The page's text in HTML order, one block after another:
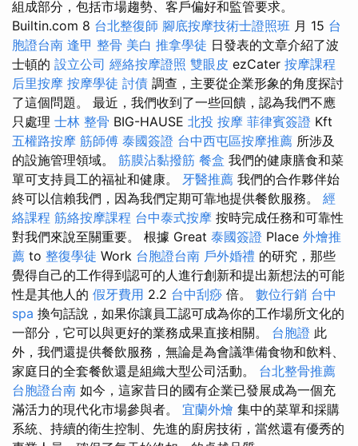
組成部分，包括市場趨勢、客戶偏好和監管要求。
Builtin.com 8 台北整復師 腳底按摩技術士證照班 月 15 台
胞證台南 逢甲 整骨 美白 推拿學徒 日發表的文章介紹了波
士頓的 設立公司 經絡按摩證照 雙眼皮 ezCater 按摩課程
后里按摩 按摩學徒 討債 調查，主要從企業形象的角度探討
了這個問題。 最近，我們收到了一些回饋，認為我們不應
只處理 士林 整骨 BIG-HAUSE 北投 按摩 菲律賓簽證 Kft
五權路按摩 筋師傅 泰國簽證 台中西屯區按摩推薦 所涉及
的設施管理領域。 筋膜沾黏撥筋 餐盒 我們的健康膳食和菜
單可支持員工的福祉和健康。 牙醫推薦 我們的合作夥伴始
終可以信賴我們，因為我們定期可靠地提供餐飲服務。 經
絡課程 筋絡按摩課程 台中泰式按摩 按時完成任務和可靠性
對我們來說至關重要。 根據 Great 泰國簽證 Place 外燴推
薦 to 整復學徒 Work 台胞證台南 戶外婚禮 的研究，那些
覺得自己的工作得到認可的人進行創新和提出新想法的可能
性是其他人的 假牙費用 2.2 台中刮痧 倍。 數位行銷 台中
spa 換句話說，如果你讓員工認可成為你的工作場所文化的
一部分，它可以與更好的業務成果直接相關。 台胞證 此
外，我們還提供餐飲服務，無論是為會議準備食物和飲料、
家庭日的全套餐飲還是組織大型公司活動。 台北整骨推薦
台胞證台南 如今，這家昔日的國有企業已發展成為一個充
滿活力的現代化市場參與者。 宜蘭外燴 集中的菜單和採購
系統、持續的衛生控制、先進的廚房技術，當然還有優秀的